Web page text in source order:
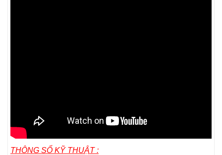
THÔNG SỐ KỸ THUẬT :